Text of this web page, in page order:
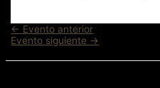
Navegación
de
← Evento anterior
Evento siguiente →